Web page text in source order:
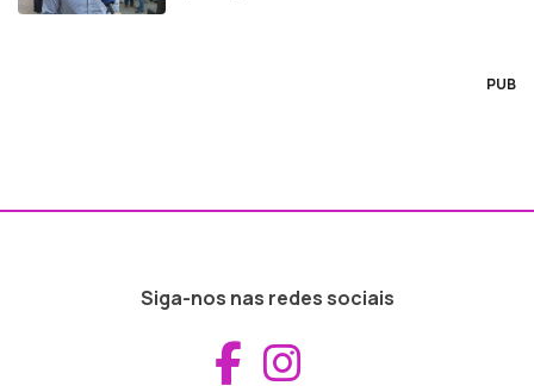
PUB
Siga-nos nas redes sociais
Aceder ao